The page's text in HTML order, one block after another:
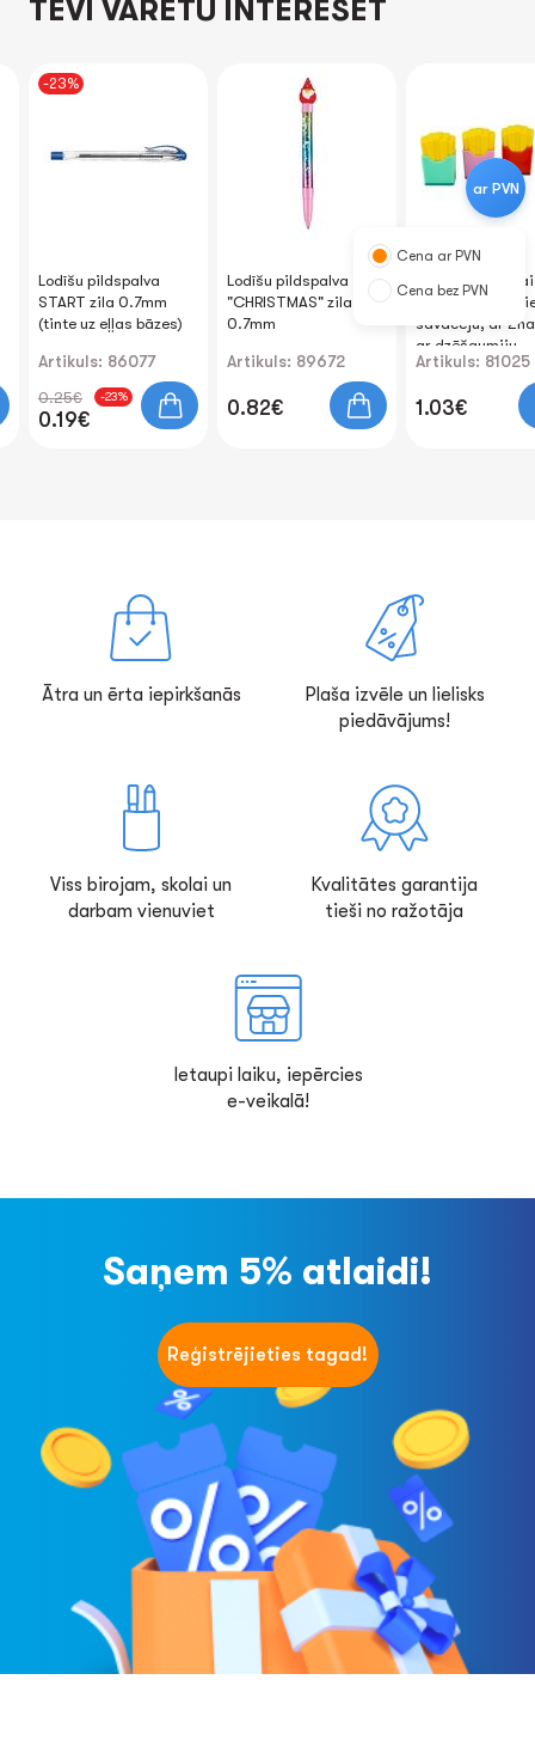
TEVI VARĒTU INTERESĒT
-23%
Lodīšu pildspalva
START zila 0.7mm
(tinte uz eļļas bāzes)
Artikuls: 86077
0.25€ -23%
0.19€
Lodīšu pildspalva
"CHRISTMAS" zila
0.7mm
Artikuls: 89672
0.82€
Zīmuļu
plastmasas
savācēju, ar
ar dzēšgumiju
Artikuls: 81025
1.03€
ar PVN
Cena ar PVN
Cena bez PVN
Ātra un ērta iepirkšanās
Plaša izvēle un lielisks
piedāvājums!
Viss birojam, skolai un
darbam vienuviet
Kvalitātes garantija
tieši no ražotāja
Ietaupi laiku, iepērcies
e-veikalā!
Saņem 5% atlaidi!
Reģistrējieties tagad!